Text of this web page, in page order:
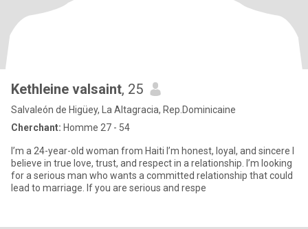
Kethleine valsaint, 25
Salvaleón de Higüey, La Altagracia, Rep.Dominicaine
Cherchant: Homme 27 - 54
I’m a 24-year-old woman from Haiti I’m honest, loyal, and sincere I
believe in true love, trust, and respect in a relationship. I’m looking
for a serious man who wants a committed relationship that could
lead to marriage. If you are serious and respe